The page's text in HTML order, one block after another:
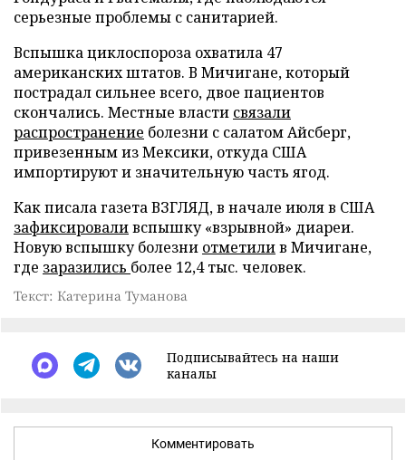
серьезные проблемы с санитарией.
Вспышка циклоспороза охватила 47
американских штатов. В Мичигане, который
пострадал сильнее всего, двое пациентов
скончались. Местные власти связали
распространение болезни с салатом Айсберг,
привезенным из Мексики, откуда США
импортируют и значительную часть ягод.
Как писала газета ВЗГЛЯД, в начале июля в США
зафиксироваливспышку «взрывной» диареи.
Новую вспышку болезни отметилив Мичигане,
где заразились более 12,4 тыс. человек.
Текст: Катерина Туманова
Подписывайтесь на наши
каналы
Комментировать